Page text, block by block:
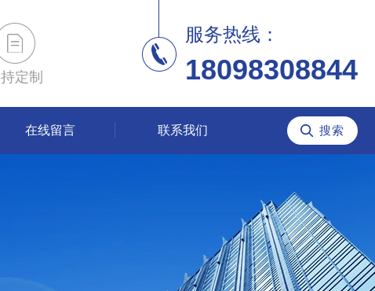
定制
服务热线：
18098308844
在线留言 联系我们